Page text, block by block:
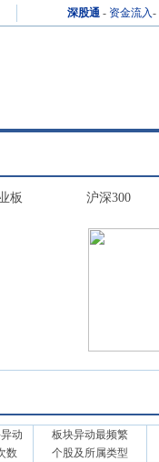
深股通 - 资金流入-
板 沪深300
动
数
板块异动最频繁
个股及所属类型